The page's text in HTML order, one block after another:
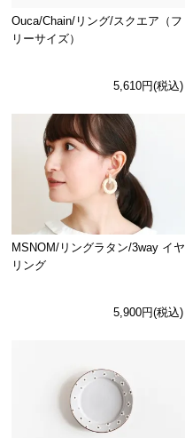
Ouca/Chain/リング/スクエア（フ
リーサイズ）
5,610円(税込)
MSNOM/リングラタン/3way イヤ
リング
5,900円(税込)